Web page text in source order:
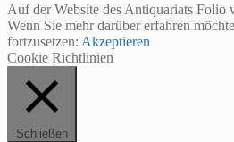
Auf der Website des Antiquariats Folio
Wenn Sie mehr darüber erfahren
fortzusetzen: Akzeptieren
Cookie Richtlinien
Schließen